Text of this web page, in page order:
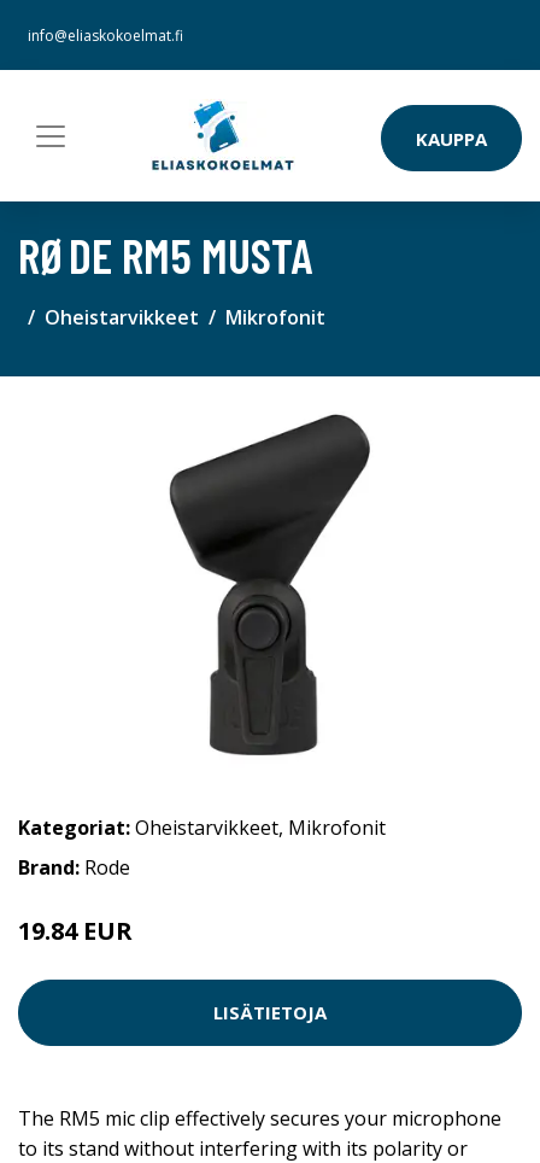
info@eliaskokoelmat.fi
KAUPPA
RØDE RM5 MUSTA
Oheistarvikkeet Mikrofonit
Kategoriat:Oheistarvikkeet, Mikrofonit
Brand: Rode
19.84 EUR
LISÄTIETOJA
The RM5 mic clip effectively secures your microphone
to its stand without interfering with its polarity or